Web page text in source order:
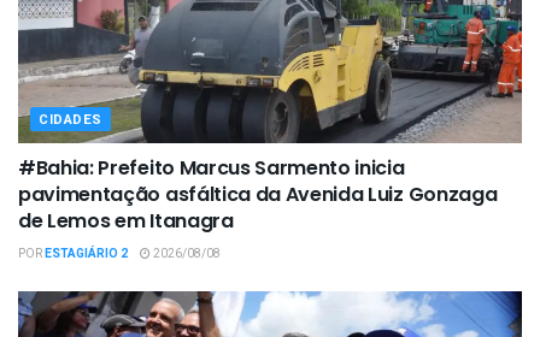
CIDADES
#Bahia: Prefeito Marcus Sarmento inicia
pavimentação asfáltica da Avenida Luiz Gonzaga
de Lemos em Itanagra
PORESTAGIÁRIO 2 2026/08/08